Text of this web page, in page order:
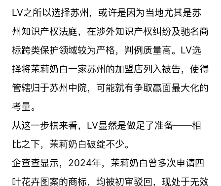
LV之所以选择苏州，或许是因为当地尤其是苏
州知识产权法庭，在涉外知识产权纠纷及驰名商
标跨类保护领域较为严格，判例质量高。LV选
择将茉莉奶白一家苏州的加盟店列入被告，使得
管辖归于苏州中院，可能就有争取赢面最大化的
考量。
从这一步棋来看，LV显然是做足了准备——相
比之下，茉莉奶白破绽不少。
企查查显示，2024年，茉莉奶白曾多次申请四
叶花卉图案的商标，均被初审驳回，现处于无效